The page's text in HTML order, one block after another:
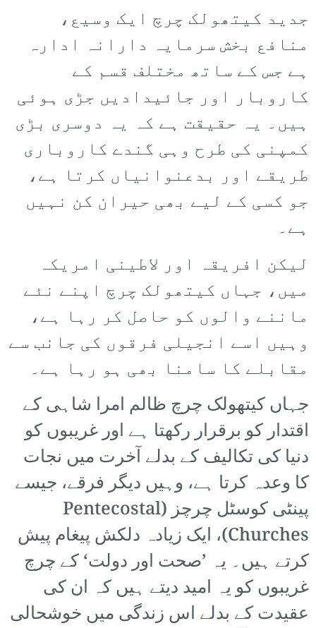
جدید کیتھولک چرچ ایک وسیع،
منافع بخش سرمایہ دارانہ ادارہ
ہے جس کے ساتھ مختلف قسم کے
کاروبار اور جائیدادیں جڑی ہوئی
ہیں۔ یہ حقیقت ہے کہ یہ دوسری بڑی
کمپنی کی طرح وہی گندے کاروباری
طریقے اور بدعنوانیاں کرتا ہے،
جو کسی کے لیے بھی حیران کن نہیں
ہے۔
لیکن افریقہ اور لاطینی امریکہ
میں، جہاں کیتھولک چرچ اپنے نئے
ماننے والوں کو حاصل کر رہا ہے،
وہیں اسے انجیلی فرقوں کی جانب سے
مقابلے کا سامنا بھی ہو رہا ہے۔
جہاں کیتھولک چرچ ظالم امرا شاہی کے
اقتدار کو برقرار رکھتا ہے اور غریبوں کو
دنیا کی تکالیف کے بدلے آخرت میں نجات
کا وعدہ کرتا ہے، وہیں دیگر فرقے، جیسے
پینٹی کوسٹل چرچز (Pentecostal
Churches)، ایک زیادہ دلکش پیغام پیش
کرتے ہیں۔ یہ ’صحت اور دولت‘ کے چرچ
غریبوں کو یہ امید دیتے ہیں کہ ان کی
عقیدت کے بدلے اس زندگی میں خوشحالی